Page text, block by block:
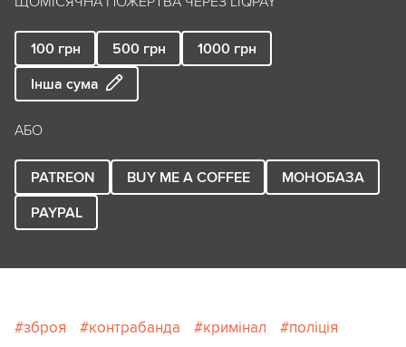
100 грн 500 грн 1000 грн
Інша сума
АБО
PATREON BUY ME A COFFEE
МОНОБАЗА
PAYPAL
зброя контрабанда кримінал поліція